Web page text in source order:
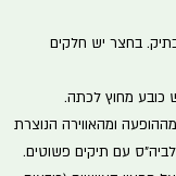
בחצר יש חלקים
כובע מחוץ לכתה.
ומהאווירה הנוצרת
עם תיקים פשוטים.